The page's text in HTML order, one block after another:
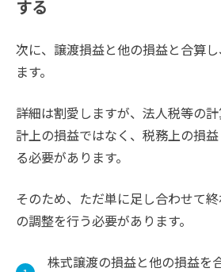
する
次に、譲渡損益と他の損益と合算
ます。
詳細は割愛しますが、法人税等の
計上の損益ではなく、税務上の損
る必要があります。
そのため、ただ単に足し合わせて
の調整を行う必要があります。
株式譲渡の損益と他の損益を